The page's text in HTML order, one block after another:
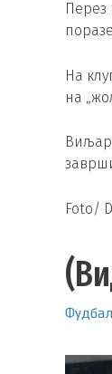
Перез
На
на
Foto/
Фудбал